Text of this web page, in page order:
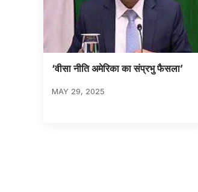
‘वीसा नीति अमेरिका का संप्रभु फैसला’
MAY 29, 2025